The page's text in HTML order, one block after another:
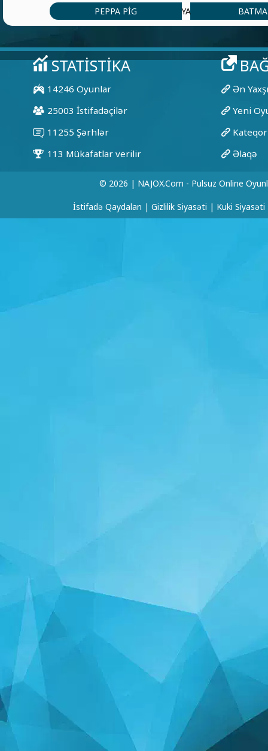
PEPPA PIG YA
© 2026 | NAJOX.com - Pulsuz Online
İstifadə Qaydaları | Gizlilik Siyasəti | Kuki Siyasəti